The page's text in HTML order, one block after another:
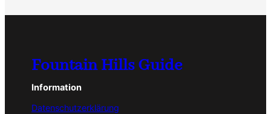
Fountain Hills Guide
Information
Datenschutzerklärung